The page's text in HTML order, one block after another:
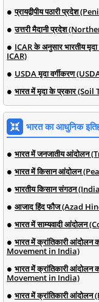
प्रायद्वीपीय पठारी प्रदेश
उत्तरी मैदानी प्रदेश
ICAR के अनुसार भारतीय
ICAR)
USDA मृदा वर्गीकरण
भारत में मृदा के प्रकार
भारत का आधुनिक
भारत में जनजातीय
भारत में किसान आंदोलन
भारतीय किसान संगठन
आजाद हिंद फौज (Azad
भारत में साम्यवादी
भारत में क्रांतिकारी
Movement in India)
भारत में क्रांतिकारी
Movement in India)
भारत में क्रांतिकारी